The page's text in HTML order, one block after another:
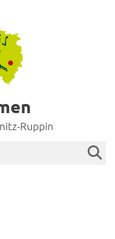
Ruppin